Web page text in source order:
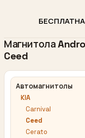
Магнитола
Ceed
Автомагнитолы
KIA
Carnival
Ceed
Cerato